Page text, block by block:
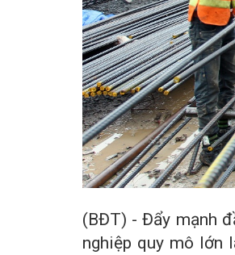
(BĐT) - Đẩy mạnh
nghiệp quy mô lớn